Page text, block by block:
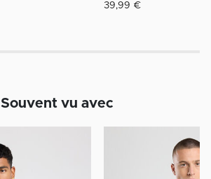
39,99 €
Souvent vu avec